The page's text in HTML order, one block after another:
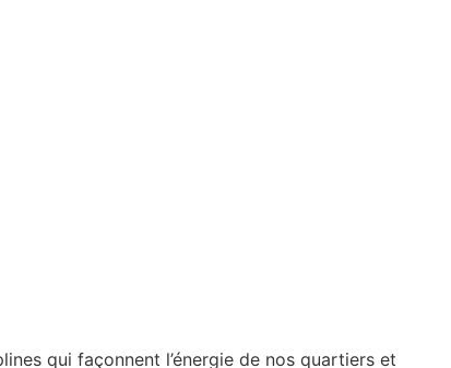
qui façonnent l’énergie de nos quartiers et